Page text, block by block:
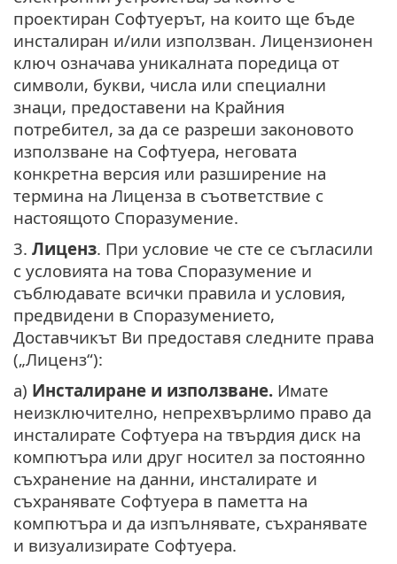
проектиран Софтуерът, на които ще бъде
инсталиран и/или използван. Лицензионен
ключ означава уникалната поредица от
символи, букви, числа или специални
знаци, предоставени на Крайния
потребител, за да се разреши законовото
използване на Софтуера, неговата
конкретна версия или разширение на
термина на Лиценза в съответствие с
настоящото Споразумение.
3. Лиценз. При условие че сте се съгласили
с условията на това Споразумение и
съблюдавате всички правила и условия,
предвидени в Споразумението,
Доставчикът Ви предоставя следните права
(„Лиценз“):
a) Инсталиране и използване. Имате
неизключително, непрехвърлимо право да
инсталирате Софтуера на твърдия диск на
компютъра или друг носител за постоянно
съхранение на данни, инсталирате и
съхранявате Софтуера в паметта на
компютъра и да изпълнявате, съхранявате
и визуализирате Софтуера.